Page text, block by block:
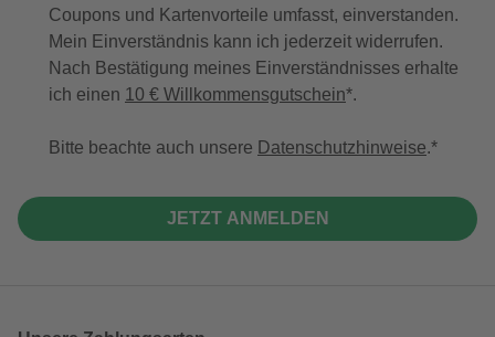
Coupons und Kartenvorteile umfasst, einverstanden.
Mein Einverständnis kann ich jederzeit widerrufen.
Nach Bestätigung meines Einverständnisses erhalte
ich einen 10 € Willkommensgutschein*.
Bitte beachte auch unsere Datenschutzhinweise.
JETZT ANMELDEN